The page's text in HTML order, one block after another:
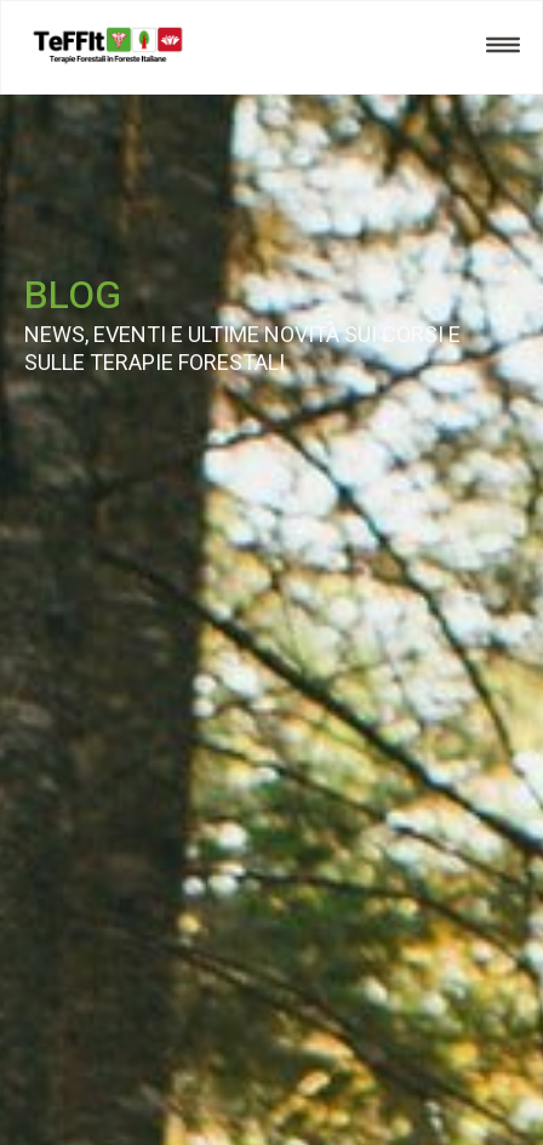
BLOG
NEWS, EVENTI E ULTIME NOVITÀ SUI CORSI E
SULLE TERAPIE FORESTALI